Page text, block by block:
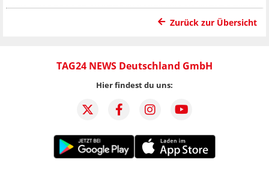
Zurück zur Übersicht
TAG24 NEWS Deutschland GmbH
Hier findest du uns: